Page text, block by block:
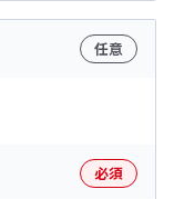
任意
必須